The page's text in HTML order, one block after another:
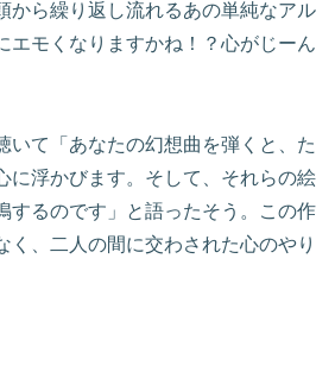
から繰り返し流れるあの単純なアル
エモくなりますかね！？心がじーん
いて「あなたの幻想曲を弾くと、た
に浮かびます。そして、それらの絵
するのです」と語ったそう。この作
く、二人の間に交わされた心のやり